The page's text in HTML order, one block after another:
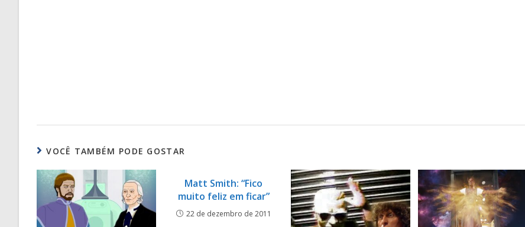
VOCÊ TAMBÉM PODE GOSTAR
Matt Smith: “Fico
muito feliz em ficar”
22 de dezembro de 2011